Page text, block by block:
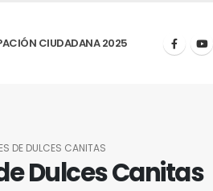
CIUDADANA 2025
DE DULCES CANITAS
Dulces Canitas